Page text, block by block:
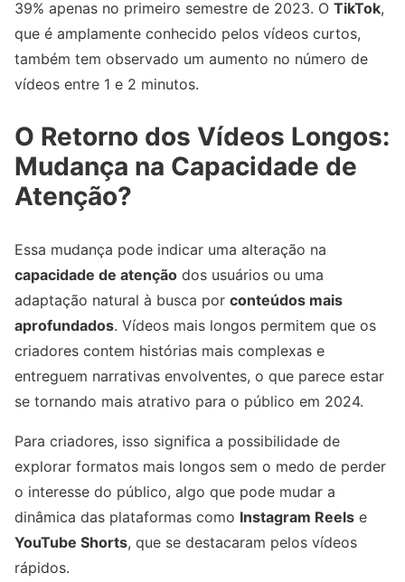
39% apenas no primeiro semestre de 2023. O TikTok,
que é amplamente conhecido pelos vídeos curtos,
também tem observado um aumento no número de
vídeos entre 1 e 2 minutos.
O Retorno dos Vídeos Longos:
Mudança na Capacidade de
Atenção?
Essa mudança pode indicar uma alteração na
capacidade de atenção dos usuários ou uma
adaptação natural à busca por conteúdos mais
aprofundados. Vídeos mais longos permitem que os
criadores contem histórias mais complexas e
entreguem narrativas envolventes, o que parece estar
se tornando mais atrativo para o público em 2024.
Para criadores, isso significa a possibilidade de
explorar formatos mais longos sem o medo de perder
o interesse do público, algo que pode mudar a
dinâmica das plataformas como Instagram Reels e
YouTube Shorts, que se destacaram pelos vídeos
rápidos.